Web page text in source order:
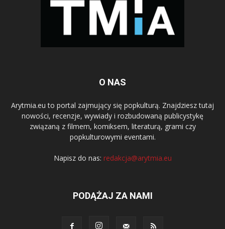
O NAS
Arytmia.eu to portal zajmujący się popkulturą. Znajdziesz tutaj
nowości, recenzje, wywiady i rozbudowaną publicystykę
związaną z filmem, komiksem, literaturą, grami czy
popkulturowymi eventami.
Napisz do nas: redakcja@arytmia.eu
PODĄŻAJ ZA NAMI